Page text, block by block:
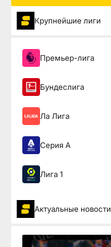
Крупнейшие лиги
Премьер-лига
Бундеслига
Ла Лига
Серия А
Лига 1
Актуальные новости